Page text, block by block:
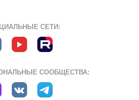
СЕТИ:
СООБЩЕСТВА: